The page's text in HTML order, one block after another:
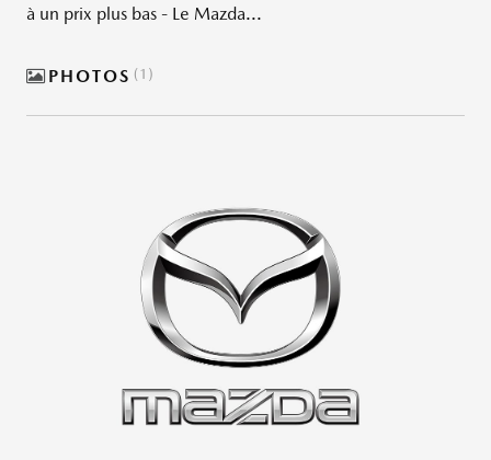
à un prix plus bas - Le Mazda...
PHOTOS 1